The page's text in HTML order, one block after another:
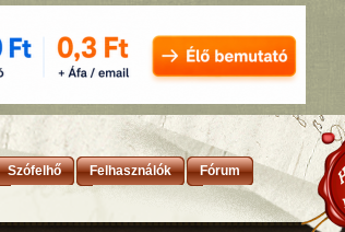
Szófelhő Felhasználók Fórum